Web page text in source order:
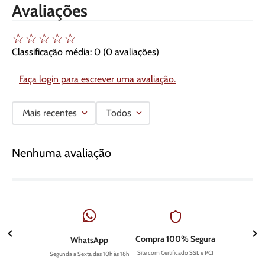
Avaliações
☆☆☆☆☆
Classificação média: 0 (0 avaliações)
Faça login para escrever uma avaliação.
Mais recentes Todos
Nenhuma avaliação
WhatsApp
Segunda a Sexta das 10h às 18h
Compra 100% Segura
Site com Certificado SSL e PCI